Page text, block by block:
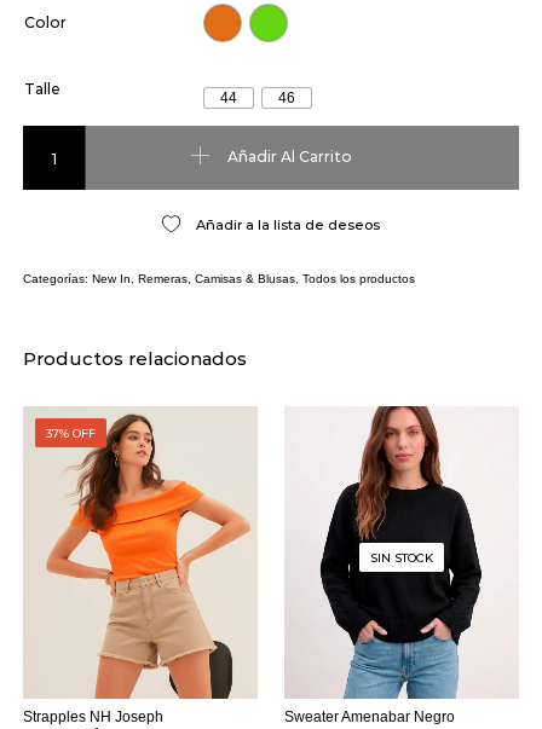
Color
Talle
44 46
Añadir Al Carrito
Añadir a la lista de deseos
Categorías: New In Remeras, Camisas & Blusas, Todos los productos
Productos relacionados
37% OFF
Strapples NH Joseph
SIN STOCK
Sweater Amenabar Negro